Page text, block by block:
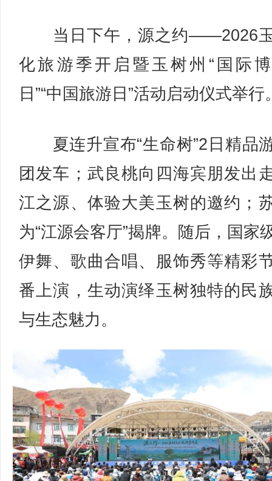
当日下午，源之约——2026
化旅游季开启暨玉树州“国际
日”“中国旅游日”活动启动仪式举行
夏连升宣布“生命树”2日精品
团发车；武良桃向四海宾朋发出
江之源、体验大美玉树的邀约；
为“江源会客厅”揭牌。随后，国家
伊舞、歌曲合唱、服饰秀等精彩
番上演，生动演绎玉树独特的民
与生态魅力。